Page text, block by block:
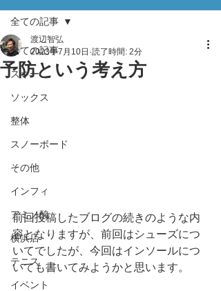
全ての記事
スキー
ソックス
整体
スノーボード
その他
インフィ
アミノ酸
横浜店
テニス
イベント
全ての記事
予防という考え方
渡辺智弘
2023年7月10日 読了時間: 2分
前回投稿したブログの続きのような内
容となりますが、前回はシューズにつ
いてでしたが、今回はインソールにつ
いても書いてみようかと思います。